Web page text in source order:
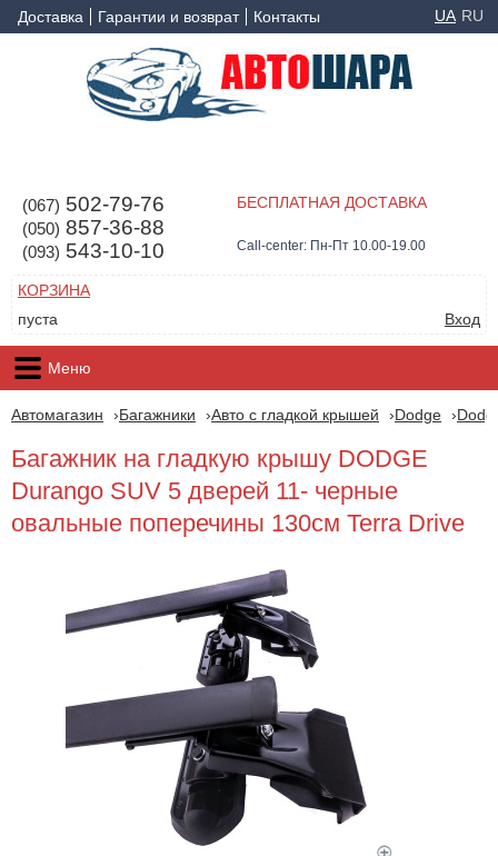
Доставка Гарантии и возврат Контакты UA RU
(067) 502-79-76
(050) 857-36-88
(093) 543-10-10
БЕСПЛАТНАЯ ДОСТАВКА
Call-center: Пн-Пт 10.00-19.00
КОРЗИНА
пуста
Вход
Меню
Автомагазин Багажники Авто с гладкой крышей Dodge
Багажник на гладкую крышу DODGE
Durango SUV 5 дверей 11- черные
овальные поперечины 130см Terra Drive